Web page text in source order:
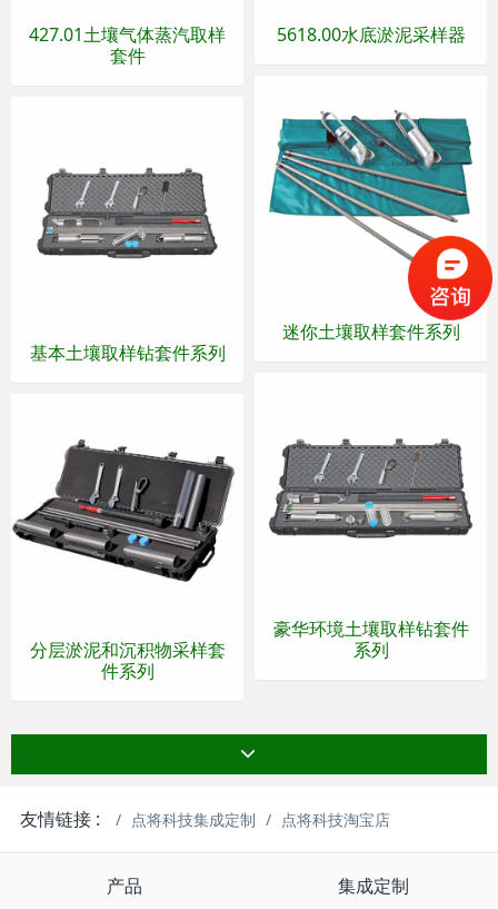
427.01土壤气体蒸汽取样
套件
5618.00水底淤泥采样器
迷你土壤取样套件系列
基本土壤取样钻套件系列
豪华环境土壤取样钻套件
系列
分层淤泥和沉积物采样套
件系列
友情链接 : 点将科技集成定制 点将科技淘宝店
产品 集成定制